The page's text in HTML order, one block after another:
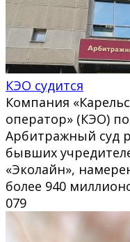
КЭО судится
Компания
оператор» (КЭО)
Арбитражный суд
бывших
«Эколайн»,
более 940
079